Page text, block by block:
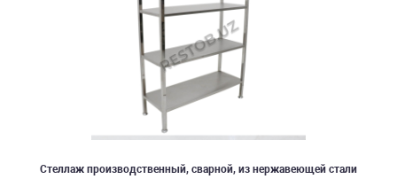
Стеллаж производственный, сварной, из нержавеющей стали